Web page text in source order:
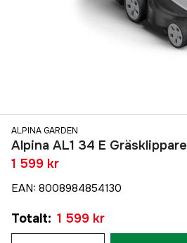
ALPINA GARDEN
Alpina AL1 34 E Gräsklippare
1 599 kr
EAN: 8008984854130
Totalt: 1 599 kr